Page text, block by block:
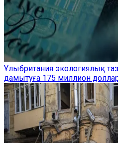
Ұлыбритания экологиялық
дамытуға 175 миллион